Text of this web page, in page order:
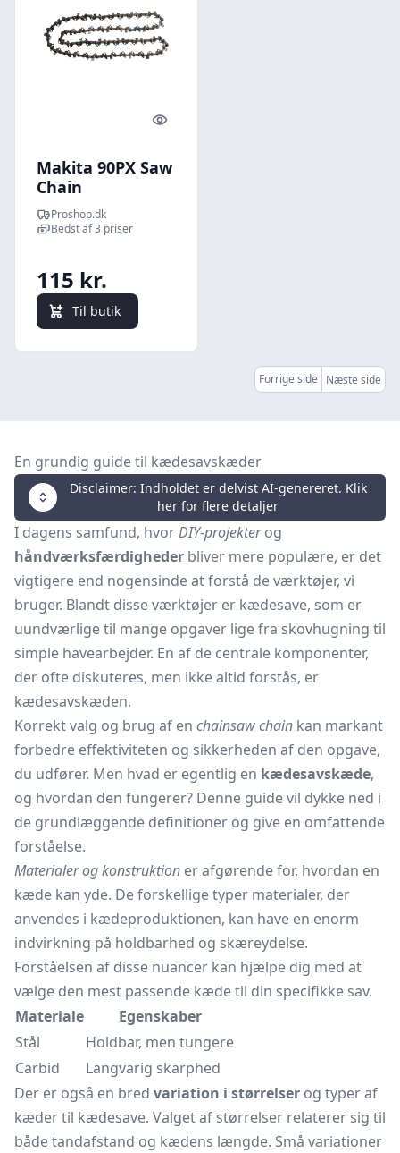
Quick look
Makita 90PX Saw
Chain
Proshop.dk
Bedst af 3 priser
115 kr.
Til butik
Forrige side Næste side
En grundig guide til kædesavskæder
Disclaimer: Indholdet er delvist AI-genereret. Klik
her for flere detaljer
I dagens samfund, hvorDIY-projekterog
håndværksfærdigheder bliver mere populære, er det
vigtigere end nogensinde at forstå de værktøjer, vi
bruger. Blandt disse værktøjer er kædesave, som er
uundværlige til mange opgaver lige fra skovhugning til
simple havearbejder. En af de centrale komponenter,
der ofte diskuteres, men ikke altid forstås, er
kædesavskæden.
Korrekt valg og brug af en chainsaw chain kan markant
forbedre effektiviteten og sikkerheden af den opgave,
du udfører. Men hvad er egentlig en kædesavskæde,
og hvordan den fungerer? Denne guide vil dykke ned i
de grundlæggende definitioner og give en omfattende
forståelse.
Materialer og konstruktion er afgørende for, hvordan en
kæde kan yde. De forskellige typer materialer, der
anvendes i kædeproduktionen, kan have en enorm
indvirkning på holdbarhed og skæreydelse.
Forståelsen af disse nuancer kan hjælpe dig med at
vælge den mest passende kæde til din specifikke sav.
Materiale
Egenskaber
Stål
Holdbar, men tungere
Carbid
Langvarig skarphed
Der er også en bred variation i størrelser og typer af
kæder til kædesave. Valget af størrelser relaterer sig til
både tandafstand og kædens længde. Små variationer